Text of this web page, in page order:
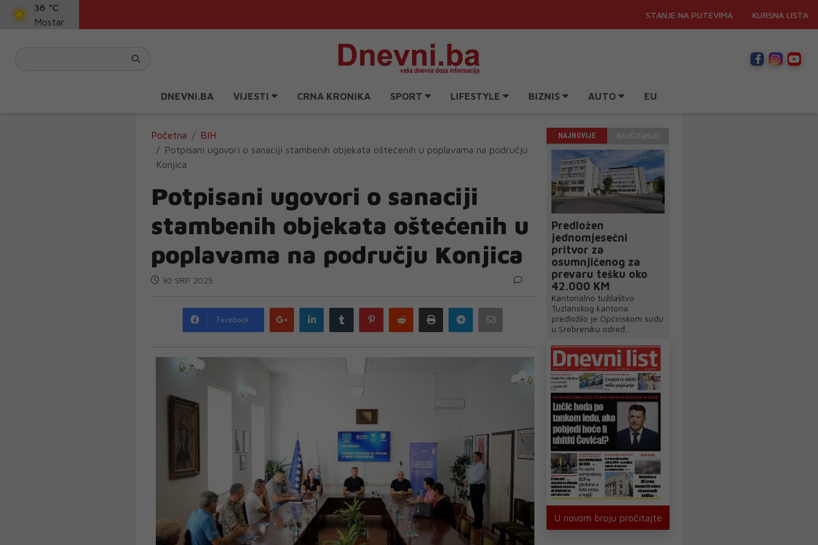
36 °C
Mostar
STANJE NA PUTEVIMA KURSNA LISTA
DNEVNI.BA VIJESTI CRNA KRONIKA SPORT LIFESTYLE BIZNIS AUTO EU
Početna
BIH
Potpisani ugovori o sanaciji stambenih objekata oštećenih u poplavama na području
Konjica
Potpisani ugovori o sanaciji
stambenih objekata oštećenih u
poplavama na području Konjica
30 SRP 2025
Facebook
Google
plus
LinkedIn Tumblr PinterestReddit Print Telegram
NAJNOVIJE
Predložen
jednomjesečni
pritvor za
osumnjičenog za
prevaru tešku oko
42.000 KM
Kantonalno tužilaštvo
Tuzlanskog kantona
predložilo je Općinskom sudu
u Srebreniku određ...
U novom broju pročitajte